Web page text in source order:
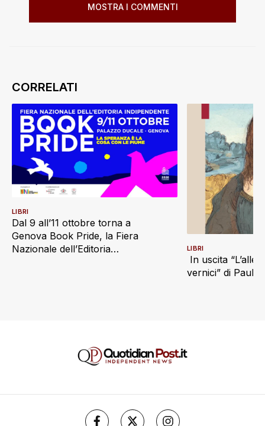
MOSTRA I COMMENTI
Dal 9 all’11 ottobre torna a
Genova Book Pride, la Fiera
Nazionale dell’Editoria
LIBRI
In uscita
vernici” di Paul
LIBRI